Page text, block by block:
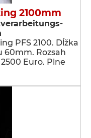
2100mm
PFS 2100. Dĺžka
60mm. Rozsah
Euro. Plne